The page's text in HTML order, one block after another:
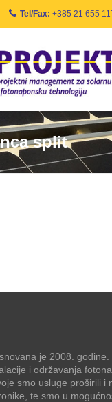
Tel/Fax: +385 21 655
split
je 2008.
i održavanja
smo usluge proširili i
te smo u